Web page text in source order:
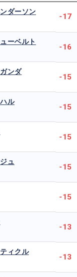
ダーソン
-17
ーベルト
-16
ンダ
-15
ル
-15
-15
ュ
-15
-15
-13
ィクル
-13